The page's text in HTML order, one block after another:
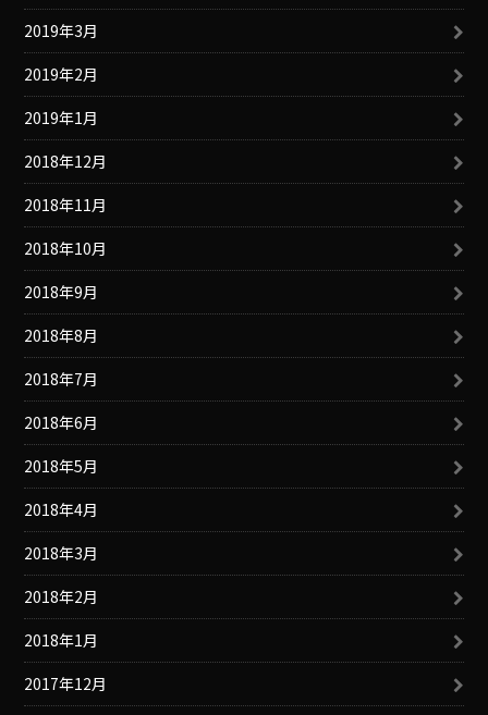
2019年3月
2019年2月
2019年1月
2018年12月
2018年11月
2018年10月
2018年9月
2018年8月
2018年7月
2018年6月
2018年5月
2018年4月
2018年3月
2018年2月
2018年1月
2017年12月